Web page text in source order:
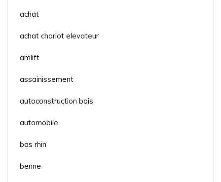
achat
achat chariot elevateur
amlift
assainissement
autoconstruction bois
automobile
bas rhin
benne